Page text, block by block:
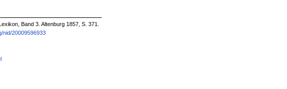
Band 3. Altenburg 1857, S. 371.
nid/20009596933